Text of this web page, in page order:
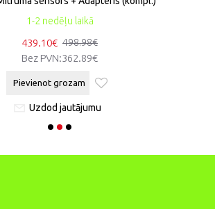
1-2 nedēļu laikā
439.10€ 498.98€
Bez PVN:362.89€
Pievienot grozam
Uzdod jautājumu